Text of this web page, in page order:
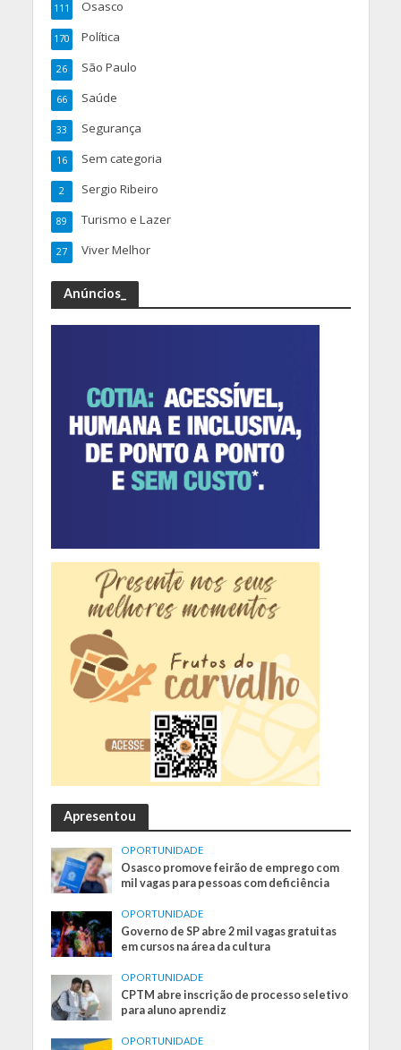
Osasco
111
Política
170
São Paulo
26
Saúde
66
Segurança
33
Sem categoria
16
Sergio Ribeiro
2
Turismo e Lazer
89
Viver Melhor
27
Anúncios_
Apresentou
OPORTUNIDADE
Osasco promove feirão de emprego com
mil vagas para pessoas com deficiência
OPORTUNIDADE
Governo de SP abre 2 mil vagas gratuitas
em cursos na área da cultura
OPORTUNIDADE
CPTM abre inscrição de processo seletivo
para aluno aprendiz
OPORTUNIDADE